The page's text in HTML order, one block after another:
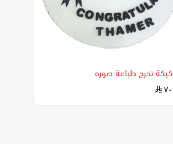
كيكة تخرج طباعة صوره
٧٠